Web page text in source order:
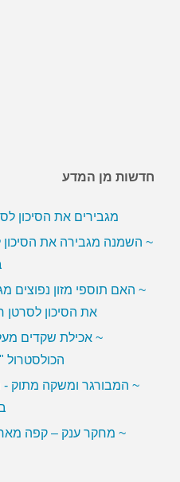
חדשות מן המדע
~ האם ממתיקים
את הסיכון לסרטן
הכולסטרול
תוחלת